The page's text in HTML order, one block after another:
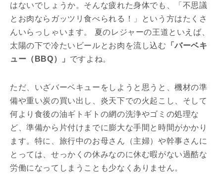
はないでしょうか。そんな疲れた身体でも、「不思議
とお肉ならガッツリ食べられる！」という方はたくさ
んいらっしゃいます。 夏のレジャーの王道といえば、
太陽の下で冷たいビールとお肉を流し込む 「バーベキ
ュー（BBQ）」 ですよね。
ただ、いざバーベキューをしようと思うと、機材の準
備や重い炭の買い出し、炎天下での火起こし、そして
何より食後の油ギトギトの網の洗浄やゴミの処理な
ど、準備から片付けまでに膨大な手間と時間がかかり
ます。特に、旅行中のお母さん（主婦）や幹事さんに
とっては、せっかくの休みなのに休む暇がない過酷な
労働になってしまうことも少なくありません。